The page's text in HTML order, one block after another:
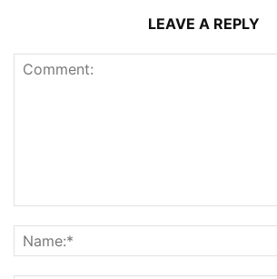
LEAVE A REPLY